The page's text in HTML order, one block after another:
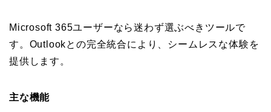
Microsoft 365ユーザーなら迷わず選ぶべきツールで
す。Outlookとの完全統合により、シームレスな体験を
提供します。
主な機能